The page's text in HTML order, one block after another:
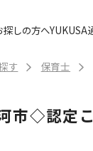
探しの方へYUKUSA
す 保育士
河市◇認